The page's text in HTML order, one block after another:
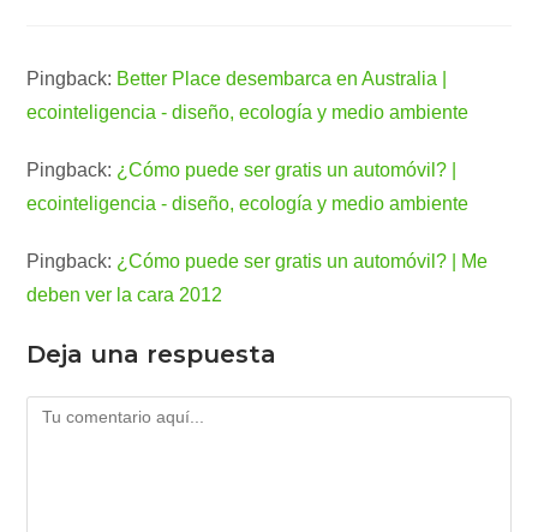
Pingback: Better Place desembarca en Australia |
ecointeligencia - diseño, ecología y medio ambiente
Pingback: ¿Cómo puede ser gratis un automóvil? |
ecointeligencia - diseño, ecología y medio ambiente
Pingback: ¿Cómo puede ser gratis un automóvil? | Me
deben ver la cara 2012
Deja una respuesta
Comentario